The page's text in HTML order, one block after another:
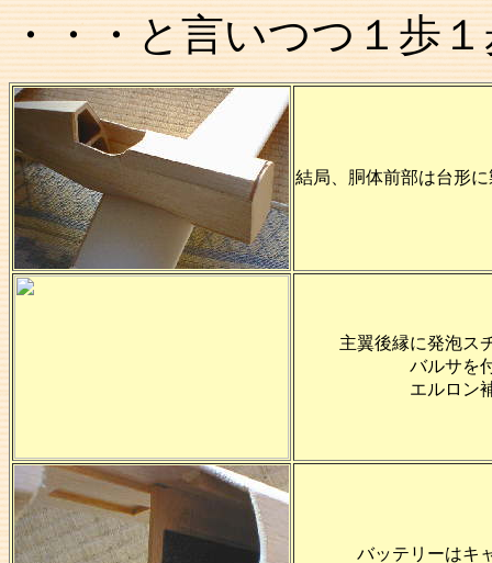
・・・と言いつつ１歩
結局、胴体前部は台形
主翼後縁に発泡ス
バルサを
エルロン
バッテリーはキ